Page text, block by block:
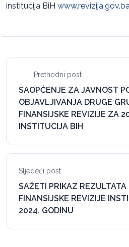
institucija BiH www.revizija.gov.ba
Prethodni post
SAOPĆENJE ZA JAVNOST
OBJAVLJIVANJA DRUGE
FINANSIJSKE REVIZIJE ZA
INSTITUCIJA BIH
Sljedeći post
SAŽETI PRIKAZ REZULTATA
FINANSIJSKE REVIZIJE
2024. GODINU